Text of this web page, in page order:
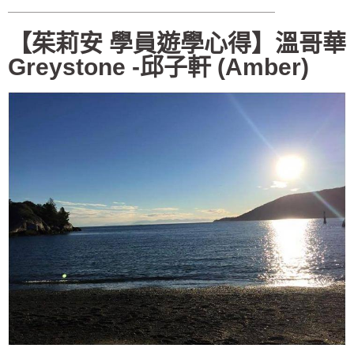
【茱莉安 學員遊學心得】溫哥華
Greystone -邱子軒 (Amber)